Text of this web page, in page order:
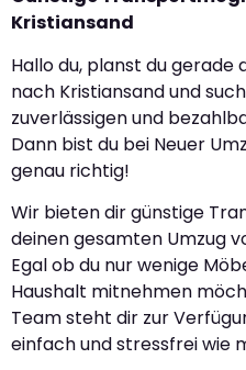
Kristiansand
Hallo du, planst du gerade
nach Kristiansand und
zuverlässigen und
Dann bist du bei Neuer
genau richtig!
Wir bieten dir günstige
deinen gesamten Umzug
Egal ob du nur wenige
Haushalt mitnehmen
Team steht dir zur
einfach und stressfrei wie